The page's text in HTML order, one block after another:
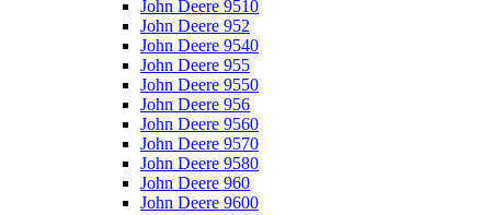
John Deere 9510
John Deere 952
John Deere 9540
John Deere 955
John Deere 9550
John Deere 956
John Deere 9560
John Deere 9570
John Deere 9580
John Deere 960
John Deere 9600